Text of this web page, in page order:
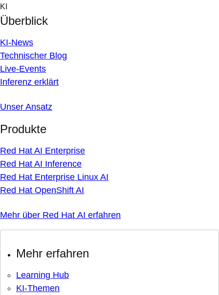
Skip
to
content
KI
Überblick
KI-News
Technischer Blog
Live-Events
Inferenz erklärt
Unser Ansatz
Produkte
Red Hat AI Enterprise
Red Hat AI Inference
Red Hat Enterprise Linux AI
Red Hat OpenShift AI
Mehr über Red Hat AI erfahren
Mehr erfahren
Learning Hub
KI-Themen